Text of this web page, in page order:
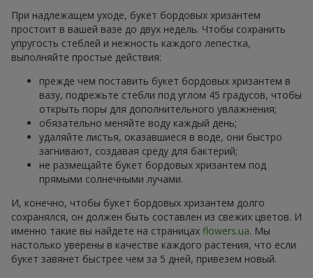
При надлежащем уходе, букет бордовых хризантем
простоит в вашей вазе до двух недель. Чтобы сохранить
упругость стеблей и нежность каждого лепестка,
выполняйте простые действия:
прежде чем поставить букет бордовых хризантем в
вазу, подрежьте стебли под углом 45 градусов, чтобы
открыть поры для дополнительного увлажнения;
обязательно меняйте воду каждый день;
удаляйте листья, оказавшиеся в воде, они быстро
загнивают, создавая среду для бактерий;
не размещайте букет бордовых хризантем под
прямыми солнечными лучами.
И, конечно, чтобы букет бордовых хризантем долго
сохранялся, он должен быть составлен из свежих цветов. И
именно такие вы найдете на страницах flowers.ua. Мы
настолько уверены в качестве каждого растения, что если
букет завянет быстрее чем за 5 дней, привезем новый.